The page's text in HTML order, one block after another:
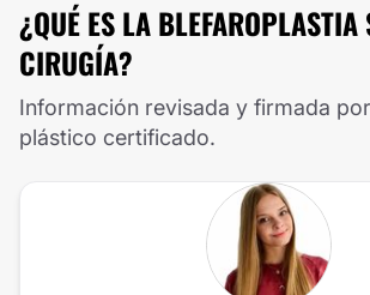
¿QUÉ ES LA BLEFAROPLASTIA
CIRUGÍA?
Información revisada y firmada
plástico certificado.